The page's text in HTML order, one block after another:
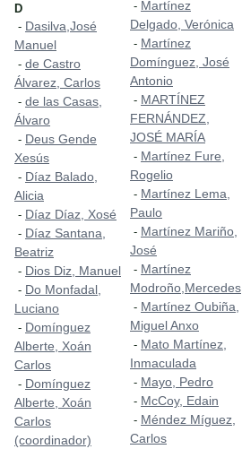
D
- Dasilva,José
Manuel
- de Castro
Álvarez, Carlos
- de las Casas,
Álvaro
- Deus Gende
Xesús
- Díaz Balado,
Alicia
- Díaz Díaz, Xosé
- Díaz Santana,
Beatriz
- Dios Diz, Manuel
- Do Monfadal,
Luciano
- Domínguez
Alberte, Xoán
Carlos
- Domínguez
Alberte, Xoán
Carlos
(coordinador)
- Martínez
Delgado, Verónica
- Martínez
Domínguez, José
Antonio
- MARTÍNEZ
FERNÁNDEZ,
JOSÉ MARÍA
- Martínez Fure,
Rogelio
- Martínez Lema,
Paulo
- Martínez Mariño,
José
- Martínez
Modroño,Mercedes
- Martínez Oubiña,
Miguel Anxo
- Mato Martínez,
Inmaculada
- Mayo, Pedro
- McCoy, Edain
- Méndez Míguez,
Carlos